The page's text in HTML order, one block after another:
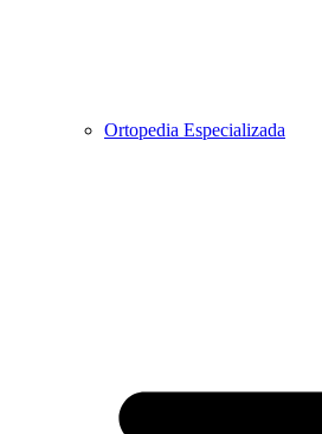
Ortopedia Especializada